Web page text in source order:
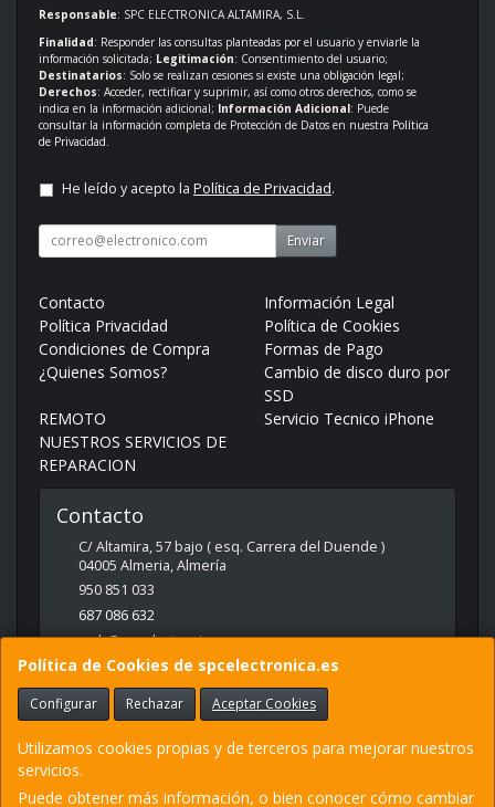
Política de Cookies de spcelectronica.es
Configurar Rechazar Aceptar Cookies
Utilizamos cookies propias y de terceros para mejorar nuestros
servicios.
Puede obtener más información, o bien conocer cómo cambiar
Responsable: SPC ELECTRONICA ALTAMIRA, S.L.
Finalidad: Responder las consultas planteadas por el usuario y enviarle la
información solicitada; Legitimación: Consentimiento del usuario;
Destinatarios: Solo se realizan cesiones si existe una obligación legal;
Derechos: Acceder, rectificar y suprimir, así como otros derechos, como se
indica en la información adicional; Información Adicional: Puede
consultar la información completa de Protección de Datos en nuestra Política
de Privacidad
He leído y acepto la Política de Privacidad.
Enviar
Contacto
Información Legal
Política Privacidad
Política de Cookies
Condiciones de Compra
Formas de Pago
¿Quienes Somos?
Cambio de disco duro por
SSD
REMOTO
Servicio Tecnico iPhone
NUESTROS SERVICIOS DE
REPARACION
Contacto
C/ Altamira, 57 bajo ( esq. Carrera del Duende )
04005 Almeria,Almería
950 851 033
687 086 632
web@spcelectronica.es
Horario
9:30 - 14:00 Y 17:00 - 21:00